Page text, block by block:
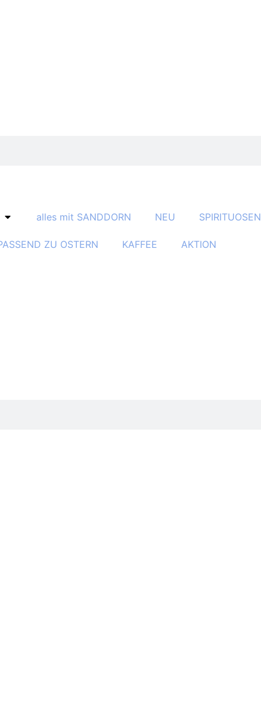
alles mit SANDDORN NEU SPIRITUOSEN
ZU OSTERN KAFFEE AKTION